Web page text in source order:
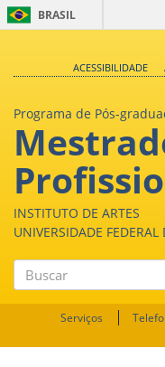
BRASIL
ACESSIBILIDADE
Programa de Pós-
INSTITUTO DE ARTES
UNIVERSIDADE
Buscar
Serviços